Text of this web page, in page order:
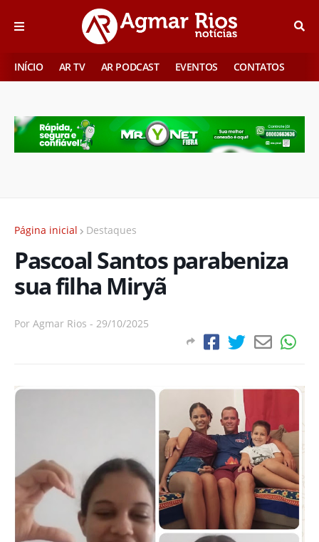
INÍCIO AR TV AR PODCAST EVENTOS CONTATOS
Página inicial Destaques
Pascoal Santos parabeniza
sua filha Miryã
Por Agmar Rios - 29/10/2025